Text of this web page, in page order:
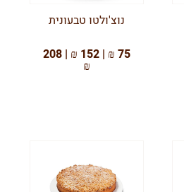
נוצ'ולטו טבעונית
75 ₪ | 152 ₪ | 208
₪